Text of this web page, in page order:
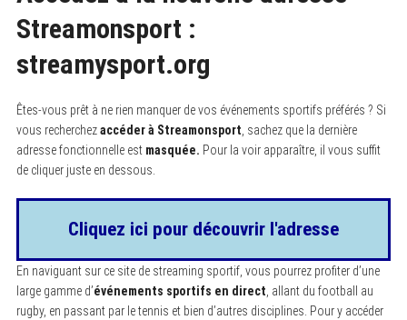
Streamonsport :
streamysport.org
Êtes-vous prêt à ne rien manquer de vos événements sportifs préférés ? Si
vous recherchezaccéder à Streamonsport , sachez que la dernière
adresse fonctionnelle est masquée. Pour la voir apparaître, il vous suffit
de cliquer juste en dessous.
Cliquez ici pour découvrir l'adresse
En naviguant sur ce site de streaming sportif, vous pourrez profiter d’une
large gamme d’événements sportifs en direct , allant du football au
rugby, en passant par le tennis et bien d’autres disciplines. Pour y accéder